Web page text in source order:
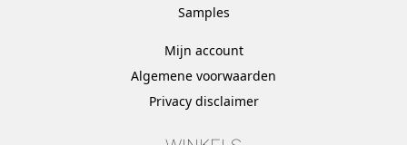
Samples
Mijn account
Algemene voorwaarden
Privacy disclaimer